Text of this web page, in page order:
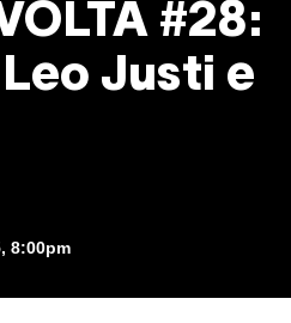
#28:
Leo Justi e
8:00pm